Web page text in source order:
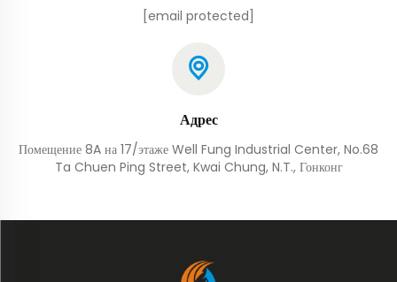
[email protected]
Адрес
Помещение 8A на 17/этаже Well Fung Industrial Center, No.68
Ta Chuen Ping Street, Kwai Chung, N.T., Гонконг